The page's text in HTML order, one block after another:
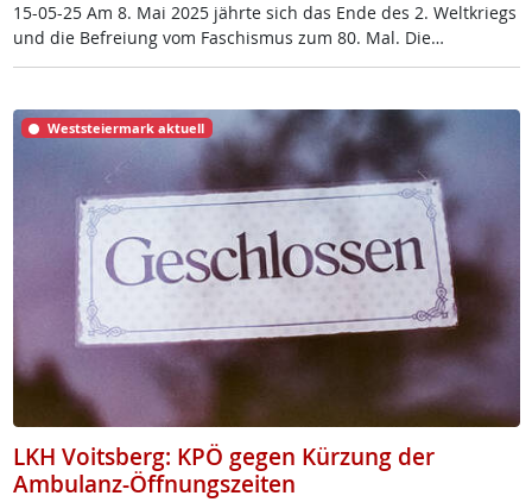
15-05-25 Am 8. Mai 2025 jähr­te sich das En­de des 2. Welt­kriegs
und die Be­f­rei­ung vom Fa­schis­mus zum 80. Mal. Die…
Weststeiermark aktuell
LKH Voitsberg: KPÖ gegen Kürzung der
Ambulanz-Öffnungszeiten